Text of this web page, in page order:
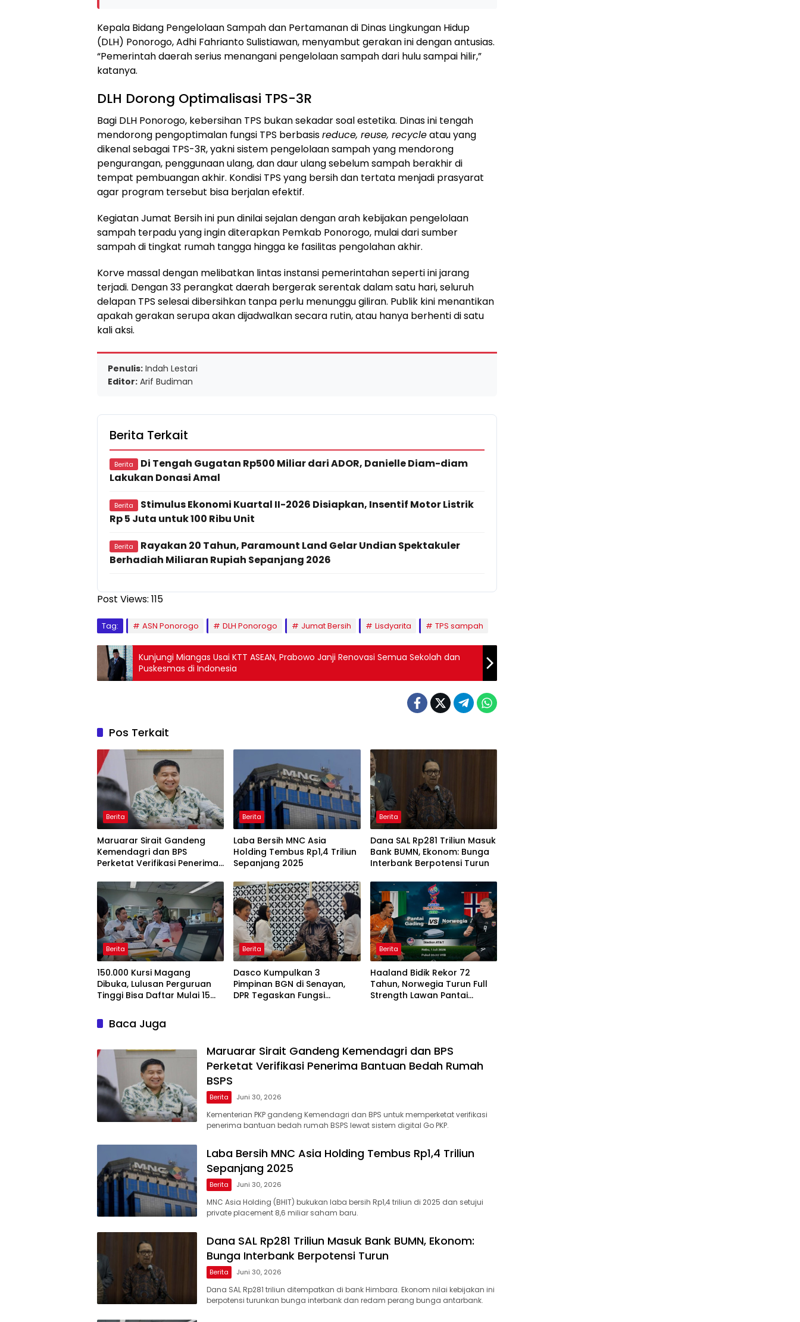
Kepala Bidang Pengelolaan Sampah dan Pertamanan di Dinas Lingkungan Hidup
(DLH) Ponorogo, Adhi Fahrianto Sulistiawan, menyambut gerakan ini dengan antusias.
“Pemerintah daerah serius menangani pengelolaan sampah dari hulu sampai hilir,”
katanya.
DLH Dorong Optimalisasi TPS-3R
Bagi DLH Ponorogo, kebersihan TPS bukan sekadar soal estetika. Dinas ini tengah
mendorong pengoptimalan fungsi TPS berbasisreduce, reuse, recycleatau yang
dikenal sebagai TPS-3R, yakni sistem pengelolaan sampah yang mendorong
pengurangan, penggunaan ulang, dan daur ulang sebelum sampah berakhir di
tempat pembuangan akhir. Kondisi TPS yang bersih dan tertata menjadi prasyarat
agar program tersebut bisa berjalan efektif.
Kegiatan Jumat Bersih ini pun dinilai sejalan dengan arah kebijakan pengelolaan
sampah terpadu yang ingin diterapkan Pemkab Ponorogo, mulai dari sumber
sampah di tingkat rumah tangga hingga ke fasilitas pengolahan akhir.
Korve massal dengan melibatkan lintas instansi pemerintahan seperti ini jarang
terjadi. Dengan 33 perangkat daerah bergerak serentak dalam satu hari, seluruh
delapan TPS selesai dibersihkan tanpa perlu menunggu giliran. Publik kini menantikan
apakah gerakan serupa akan dijadwalkan secara rutin, atau hanya berhenti di satu
kali aksi.
Penulis: Indah Lestari
Editor: Arif Budiman
Berita Terkait
Berita
Di Tengah Gugatan Rp500 Miliar dari ADOR, Danielle Diam-diam
Lakukan Donasi Amal
Berita
Stimulus Ekonomi Kuartal II-2026 Disiapkan, Insentif Motor Listrik
Rp 5 Juta untuk 100 Ribu Unit
Berita
Rayakan 20 Tahun, Paramount Land Gelar Undian Spektakuler
Berhadiah Miliaran Rupiah Sepanjang 2026
Post Views: 115
Tag: ASN Ponorogo DLH Ponorogo Jumat Bersih Lisdyarita TPS sampah
Kunjungi Miangas Usai KTT ASEAN, Prabowo Janji Renovasi Semua Sekolah dan
Puskesmas di Indonesia
Pos Terkait
Berita
Maruarar Sirait Gandeng
Kemendagri dan BPS
Perketat Verifikasi Penerima
Berita
Laba Bersih MNC Asia
Holding Tembus Rp1,4 Triliun
Sepanjang 2025
Berita
Dana SAL Rp281 Triliun Masuk
Bank BUMN, Ekonom: Bunga
Interbank Berpotensi Turun
Berita
150.000 Kursi Magang
Dibuka, Lulusan Perguruan
Tinggi Bisa Daftar Mulai 15
Berita
Dasco Kumpulkan 3
Pimpinan BGN di Senayan,
DPR Tegaskan Fungsi
Berita
Haaland Bidik Rekor 72
Tahun, Norwegia Turun Full
Strength Lawan Pantai
Baca Juga
Maruarar Sirait Gandeng Kemendagri dan BPS
Perketat Verifikasi Penerima Bantuan Bedah Rumah
BSPS
Berita Juni 30, 2026
Kementerian PKP gandeng Kemendagri dan BPS untuk memperketat verifikasi
penerima bantuan bedah rumah BSPS lewat sistem digital Go PKP.
Laba Bersih MNC Asia Holding Tembus Rp1,4 Triliun
Sepanjang 2025
Berita Juni 30, 2026
MNC Asia Holding (BHIT) bukukan laba bersih Rp1,4 triliun di 2025 dan setujui
private placement 8,6 miliar saham baru.
Dana SAL Rp281 Triliun Masuk Bank BUMN, Ekonom:
Bunga Interbank Berpotensi Turun
Berita Juni 30, 2026
Dana SAL Rp281 triliun ditempatkan di bank Himbara. Ekonom nilai kebijakan ini
berpotensi turunkan bunga interbank dan redam perang bunga antarbank.